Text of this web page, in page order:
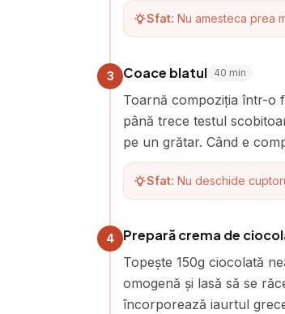
Sfat: Nu amesteca prea
3 Coace blatul 40 min
Toarnă compoziția într-o
până trece testul
pe un grătar. Când e
Sfat: Nu deschide
4 Prepară crema de
Topește 150g ciocolată
omogenă și lasă să se
încorporează iaurtul